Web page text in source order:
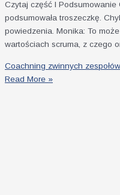
Czytaj część I Podsumowanie
podsumowała troszeczkę.
powiedzenia. Monika: To
wartościach scruma, z czego
Coachning zwinnych
Read More »